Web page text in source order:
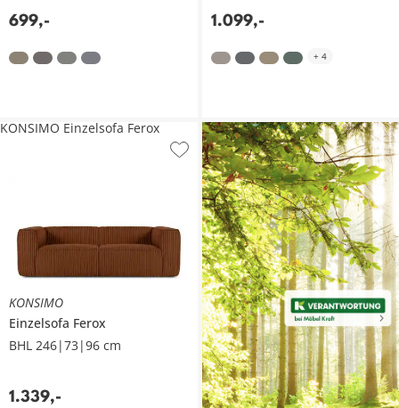
699,- 1.099,-
+ 4
KONSIMO
Einzelsofa Ferox
BHL 246|73|96 cm
1.339,-
KONSIMO Einzelsofa Ferox